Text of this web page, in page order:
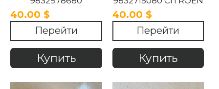
CITROËN C4 2016-
2024
40.00 $
Перейти
Купить
C4 2016-2024 .
40.00 $
Перейти
Купить